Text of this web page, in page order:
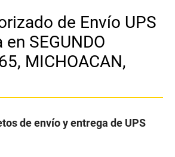
de Envío UPS
SEGUNDO
MICHOACAN,
de envío y entrega de UPS